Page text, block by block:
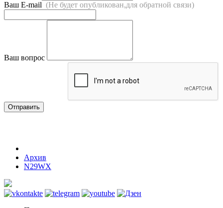
Ваш E-mail (Не будет опубликован,для обратной связи)
Ваш вопрос
Отправить
Архив
N29WX